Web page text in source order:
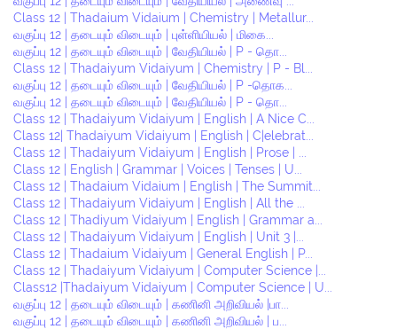
Class 12 | Thadaium Vidaium | Chemistry | Metallur...
வகுப்பு 12 | தடையும் விடையும் | புள்ளியியல் | மிகை...
வகுப்பு 12 | தடையும் விடையும் | வேதியியல் | P - தொ...
Class 12 | Thadaiyum Vidaiyum | Chemistry | P - Bl...
வகுப்பு 12 | தடையும் விடையும் | வேதியியல் | P -தொக...
வகுப்பு 12 | தடையும் விடையும் | வேதியியல் | P - தொ...
Class 12 | Thadaiyum Vidaiyum | English | A Nice C...
Class 12| Thadaiyum Vidaiyum | English | C|elebrat...
Class 12 | Thadaiyum Vidaiyum | English | Prose | ...
Class 12 | English | Grammar | Voices | Tenses | U...
Class 12 | Thadaium Vidaium | English | The Summit...
Class 12 | Thadaiyum Vidaiyum | English | All the ...
Class 12 | Thadiyum Vidaiyum | English | Grammar a...
Class 12 | Thadaiyum Vidaiyum | English | Unit 3 |...
Class 12 | Thadaium Vidaiyum | General English | P...
Class 12 | Thadaiyum Vidaiyum | Computer Science |...
Class12 |Thadaiyum Vidaiyum | Computer Science | U...
வகுப்பு 12 | தடையும் விடையும் | கணினி அறிவியல் |பா...
வகுப்பு 12 | தடையும் விடையும் | கணினி அறிவியல் | ப...